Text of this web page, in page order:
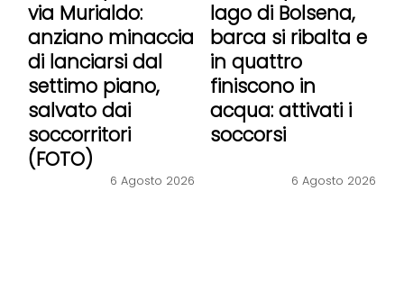
via Murialdo:
anziano minaccia
di lanciarsi dal
settimo piano,
salvato dai
soccorritori
(FOTO)
6 Agosto 2026
lago di Bolsena,
barca si ribalta e
in quattro
finiscono in
acqua: attivati i
soccorsi
6 Agosto 2026